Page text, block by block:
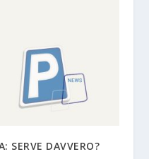
SERVE DAVVERO?